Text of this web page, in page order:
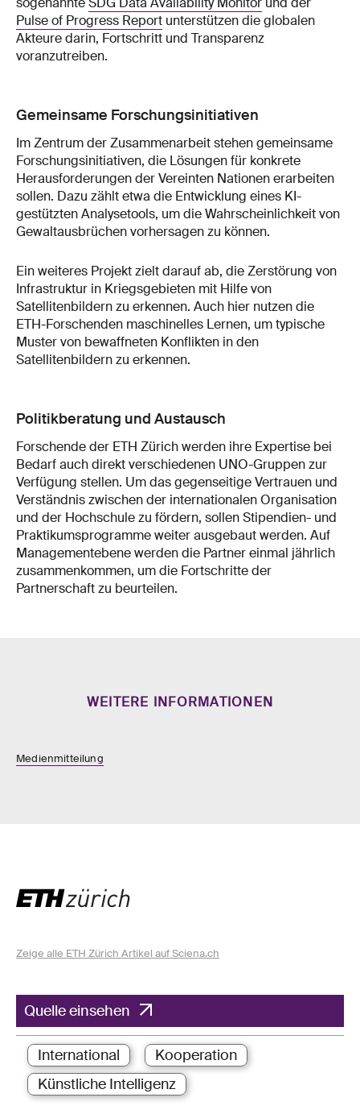
Pulse of Progress Report unterstützen die globalen
Akteure darin, Fortschritt und Transparenz
voranzutreiben.
Gemeinsame Forschungsinitiativen
Im Zentrum der Zusammenarbeit stehen gemeinsame
Forschungsinitiativen, die Lösungen für konkrete
Herausforderungen der Vereinten Nationen erarbeiten
sollen. Dazu zählt etwa die Entwicklung eines KI-
gestützten Analysetools, um die Wahrscheinlichkeit von
Gewaltausbrüchen vorhersagen zu können.
Ein weiteres Projekt zielt darauf ab, die Zerstörung von
Infrastruktur in Kriegsgebieten mit Hilfe von
Satellitenbildern zu erkennen. Auch hier nutzen die
ETH-Forschenden maschinelles Lernen, um typische
Muster von bewaffneten Konflikten in den
Satellitenbildern zu erkennen.
Politikberatung und Austausch
Forschende der ETH Zürich werden ihre Expertise bei
Bedarf auch direkt verschiedenen UNO-Gruppen zur
Verfügung stellen. Um das gegenseitige Vertrauen und
Verständnis zwischen der internationalen Organisation
und der Hochschule zu fördern, sollen Stipendien- und
Praktikumsprogramme weiter ausgebaut werden. Auf
Managementebene werden die Partner einmal jährlich
zusammenkommen, um die Fortschritte der
Partnerschaft zu beurteilen.
WEITERE INFORMATIONEN
Medienmitteilung
Zeige alle ETH Zürich Artikel auf Sciena.ch
Quelle einsehen
International
Kooperation
Künstliche Intelligenz